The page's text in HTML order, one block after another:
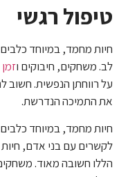
טיפול רגשי
חיות מחמד, במיוחד
לב. משחקים, חיבוקים ו
על רווחתן הנפשית. חשוב
את התמיכה הנדרשת.
חיות מחמד, במיוחד
לקשרים עם בני אדם,
הללו חשובה מאוד.